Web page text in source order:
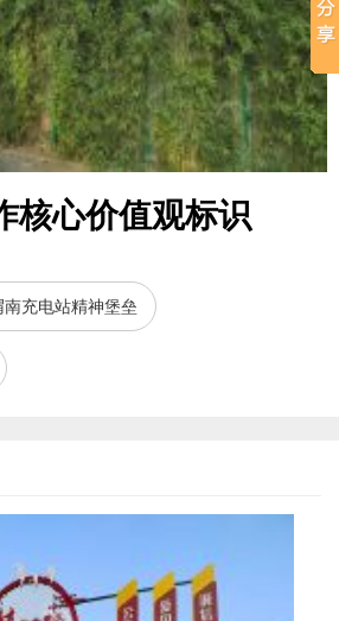
核心价值观标识
充电站精神堡垒